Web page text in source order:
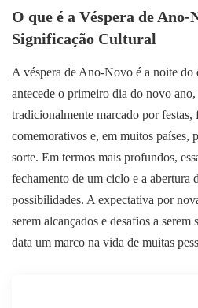
O que é a Véspera de Ano-
Significação Cultural
A véspera de Ano-Novo é a noite do
antecede o primeiro dia do novo
tradicionalmente marcado por
comemorativos e, em muitos países,
sorte. Em termos mais profundos,
fechamento de um ciclo e a abertura
possibilidades. A expectativa por
serem alcançados e desafios a serem
data um marco na vida de muitas